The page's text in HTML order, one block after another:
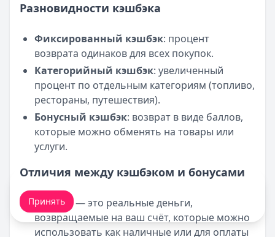
Разновидности кэшбэка
Фиксированный кэшбэк: процент
возврата одинаков для всех покупок.
Категорийный кэшбэк: увеличенный
процент по отдельным категориям (топливо,
рестораны, путешествия).
Бонусный кэшбэк: возврат в виде баллов,
которые можно обменять на товары или
услуги.
Отличия между кэшбэком и бонусами
Кэшбэк — это реальные деньги,
возвращаемые на ваш счёт, которые можно
использовать как наличные или для оплаты
Принять